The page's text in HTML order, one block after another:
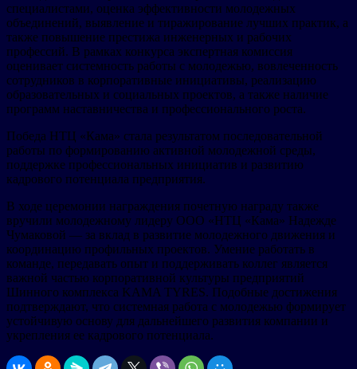
специалистами, оценка эффективности молодежных
объединений, выявление и тиражирование лучших практик, а
также повышение престижа инженерных и рабочих
профессий. В рамках конкурса экспертная комиссия
оценивает системность работы с молодежью, вовлеченность
сотрудников в корпоративные инициативы, реализацию
образовательных и социальных проектов, а также наличие
программ наставничества и профессионального роста.
Победа НТЦ «Кама» стала результатом последовательной
работы по формированию активной молодежной среды,
поддержке профессиональных инициатив и развитию
кадрового потенциала предприятия.
В ходе церемонии награждения почетную награду также
вручили молодежному лидеру ООО «НТЦ «Кама» Надежде
Чумаковой — за вклад в развитие молодежного движения и
координацию профильных проектов. Умение работать в
команде, передавать опыт и поддерживать коллег является
важной частью корпоративной культуры предприятий
Шинного комплекса KAMA TYRES. Подобные достижения
подтверждают, что системная работа с молодежью формирует
устойчивую основу для дальнейшего развития компании и
укрепления ее кадрового потенциала.